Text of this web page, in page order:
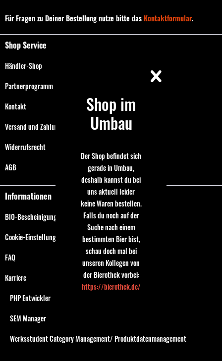
Für Fragen zu Deiner Bestellung nutze bitte dasKontaktformular.
Shop Service
Händler-Shop
Partnerprogramm
Kontakt
Versand und Zahlungsbedingungen
Widerrufsrecht
AGB
Informationen
BIO-Bescheinigung
Cookie-Einstellungen
FAQ
Karriere
PHP Entwickler
SEM Manager
Werksstudent Category Management/ Produktdatenmanagement
Shop im
Umbau
Der Shop befindet sich
gerade in Umbau,
deshalb kannst du bei
uns aktuell leider
keine Waren bestellen.
Falls du noch auf der
Suche nach einem
bestimmten Bier bist,
schau doch mal bei
unseren Kollegen von
der Bierothek vorbei:
https://bierothek.de/